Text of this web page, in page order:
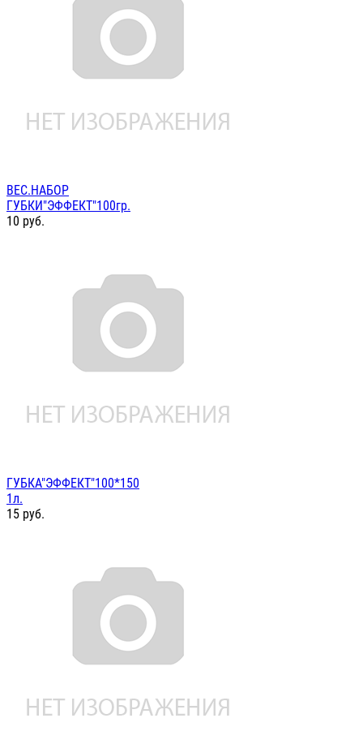
ВЕС.НАБОР
ГУБКИ"ЭФФЕКТ"100гр.
10 руб.
ГУБКА"ЭФФЕКТ"100*150
1л.
15 руб.